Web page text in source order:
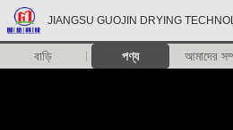
JIANGSU GUOJIN DRYING
বাড়ি পণ্য আমাদের